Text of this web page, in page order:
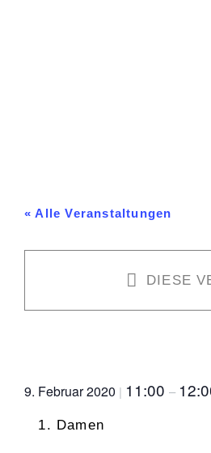
« Alle Veranstaltungen
DIESE
9. Februar 2020 | 11:00 –
Damen